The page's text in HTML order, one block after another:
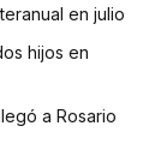
en julio
hijos en
a Rosario